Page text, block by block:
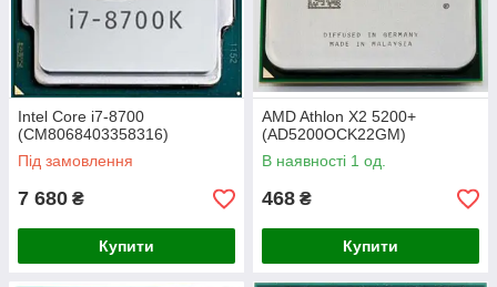
Intel Core i7-8700
(CM8068403358316)
Під замовлення
7 680 ₴
Купити
AMD Athlon X2 5200+
(AD5200OCK22GM)
В наявності 1 од.
468 ₴
Купити